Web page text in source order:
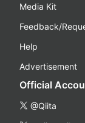
Media Kit
Feedback/
Help
Advertisement
Official
@Qiita